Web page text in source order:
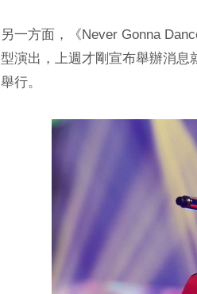
另一方面，《Never Gonna
型演出，上週才剛宣布舉辦消息
舉行。